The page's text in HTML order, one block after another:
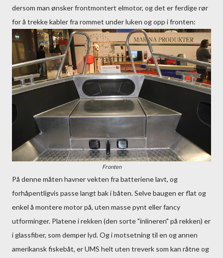
dersom man ønsker frontmontert elmotor, og det er ferdige rør
for å trekke kabler fra rommet under luken og opp i fronten:
Fronten
På denne måten havner vekten fra batteriene lavt, og
forhåpentligvis passe langt bak i båten. Selve baugen er flat og
enkel å montere motor på, uten masse pynt eller fancy
utforminger. Platene i rekken (den sorte "inlineren" på rekken) er
i glassfiber, som demper lyd. Og i motsetning til en og annen
amerikansk fiskebåt, er UMS helt uten treverk som kan råtne og